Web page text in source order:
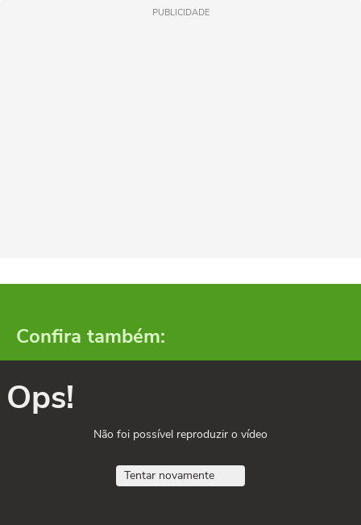
PUBLICIDADE
Confira também:
Ops!
Não foi possível reproduzir o vídeo
Tentar novamente